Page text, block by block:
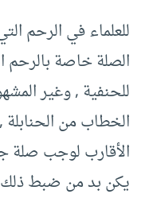
للعلماء في الرحم
الصلة خاصة
للحنفية , وغير
الخطاب من الحنابلة
الأقارب لوجب صلة
يكن بد من ضبط ذلك